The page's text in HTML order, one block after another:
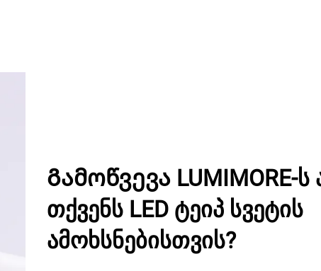
Გამოწვევა LUMIMORE-ს
თქვენს LED ტეიპ სვეტის
ამოხსნებისთვის?